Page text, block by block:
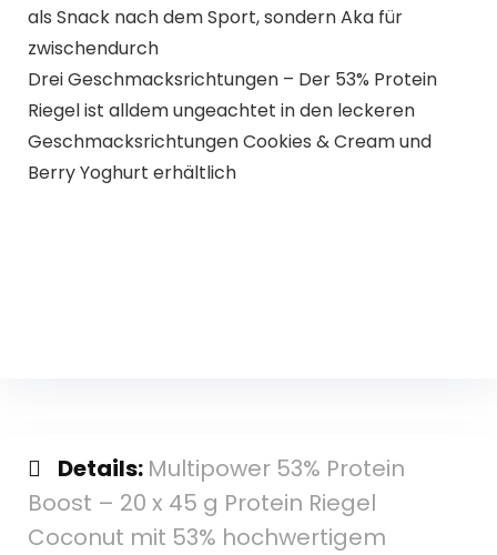
als Snack nach dem Sport, sondern Aka für
zwischendurch
Drei Geschmacksrichtungen – Der 53% Protein
Riegel ist alldem ungeachtet in den leckeren
Geschmacksrichtungen Cookies & Cream und
Berry Yoghurt erhältlich
Details: Multipower 53% Protein
Boost – 20 x 45 g Protein Riegel
Coconut mit 53% hochwertigem